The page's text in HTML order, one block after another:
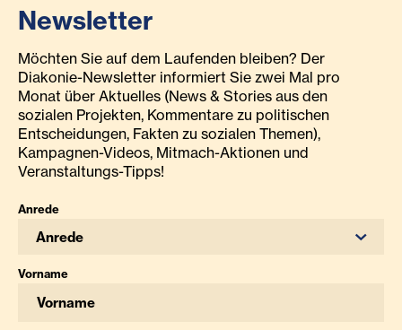
Newsletter
Möchten Sie auf dem Laufenden bleiben? Der
Diakonie-Newsletter informiert Sie zwei Mal pro
Monat über Aktuelles (News & Stories aus den
sozialen Projekten, Kommentare zu politischen
Entscheidungen, Fakten zu sozialen Themen),
Kampagnen-Videos, Mitmach-Aktionen und
Veranstaltungs-Tipps!
Anrede
Anrede
Vorname